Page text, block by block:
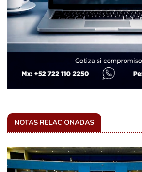
NOTAS RELACIONADAS